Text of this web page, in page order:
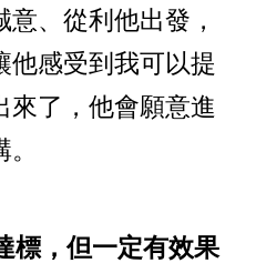
、從利他出發，
他感受到我可以提
來了，他會願意進
標，但一定有效果